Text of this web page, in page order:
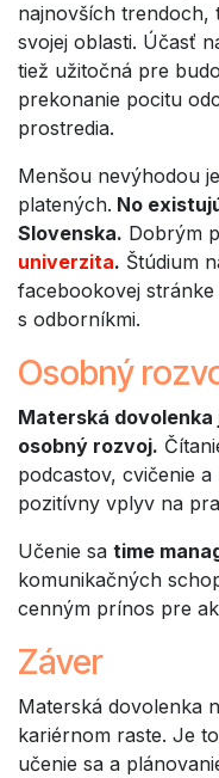
najnovších trendoch,
svojej oblasti. Účasť
tiež užitočná pre
prekonanie pocitu
prostredia.
Menšou nevýhodou
platených. No
Slovenska. Dobrým
univerzita. Štúdium
facebookovej
s odborníkmi.
Osobný
Materská dovolenka
osobný rozvoj.
podcastov, cvičenie
pozitívny vplyv na
Učenie sa time
komunikačných
cenným prínos pre
Záver
Materská dovolenka
kariérnom raste. Je
učenie sa a